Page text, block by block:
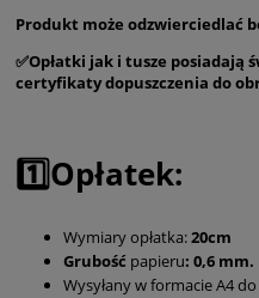
Produkt może odzwierciedlać
✅Opłatki jak i tusze posiadają
certyfikaty dopuszczenia do
1️⃣Opłatek:
Wymiary opłatka:20cm
Grubość papieru: 0,6 mm.
Wysyłany w formacie A4